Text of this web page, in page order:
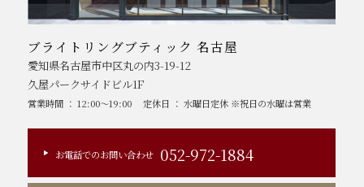
ブライトリングブティック 名古屋
愛知県名古屋市中区丸の内3-19-12
久屋パークサイドビル1F
営業時間 ： 12:00～19:00 定休日 ： 水曜日定休 ※祝日の水曜は営業
お電話でのお問い合わせ 052-972-1884